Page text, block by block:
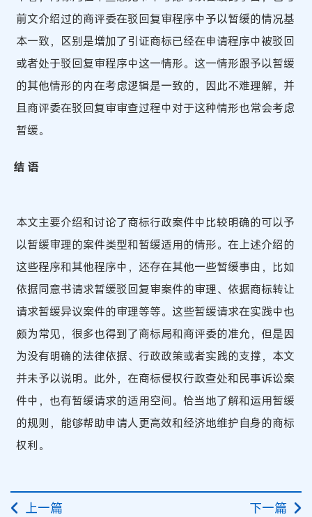
前文介绍过的商评委在驳回复审程序中予以暂缓的情况基
本一致，区别是增加了引证商标已经在申请程序中被驳回
或者处于驳回复审程序中这一情形。这一情形跟予以暂缓
的其他情形的内在考虑逻辑是一致的，因此不难理解，并
且商评委在驳回复审审查过程中对于这种情形也常会考虑
暂缓。
结 语
本文主要介绍和讨论了商标行政案件中比较明确的可以予
以暂缓审理的案件类型和暂缓适用的情形。在上述介绍的
这些程序和其他程序中，还存在其他一些暂缓事由，比如
依据同意书请求暂缓驳回复审案件的审理、依据商标转让
请求暂缓异议案件的审理等等。这些暂缓请求在实践中也
颇为常见，很多也得到了商标局和商评委的准允，但是因
为没有明确的法律依据、行政政策或者实践的支撑，本文
并未予以说明。此外，在商标侵权行政查处和民事诉讼案
件中，也有暂缓请求的适用空间。恰当地了解和运用暂缓
的规则，能够帮助申请人更高效和经济地维护自身的商标
权利。
上一篇 下一篇